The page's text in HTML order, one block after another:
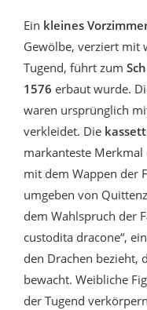
Ein kleines
Gewölbe, verziert mit
Tugend, führt zum
1576 erbaut wurde.
waren ursprünglich
verkleidet. Die
markanteste Merkmal
mit dem Wappen der
umgeben von
dem Wahlspruch der
custodita dracone“,
den Drachen bezieht,
bewacht. Weibliche
der Tugend